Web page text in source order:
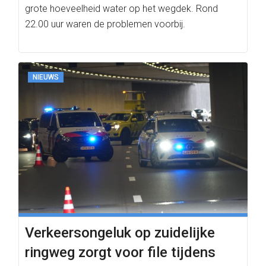
grote hoeveelheid water op het wegdek. Rond
22.00 uur waren de problemen voorbij.
NIEUWS
Verkeersongeluk op zuidelijke
ringweg zorgt voor file tijdens